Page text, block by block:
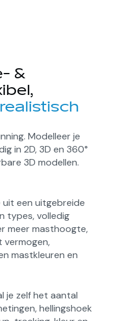
&
realistisch
Modelleer je
in 2D, 3D en 360°
3D modellen.
een uitgebreide
types, volledig
meer masthoogte,
mastkleuren en
je zelf het aantal
hellingshoek